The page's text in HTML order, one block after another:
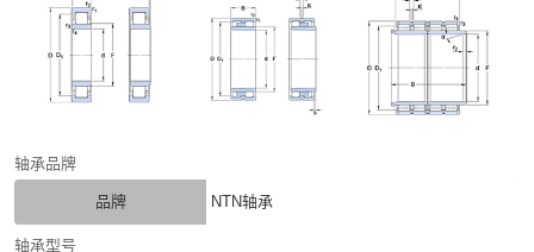
轴承品牌
品牌 NTN轴承
轴承型号